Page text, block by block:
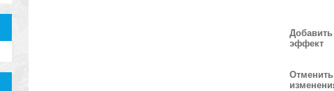
Добавить
эффект
Отменить